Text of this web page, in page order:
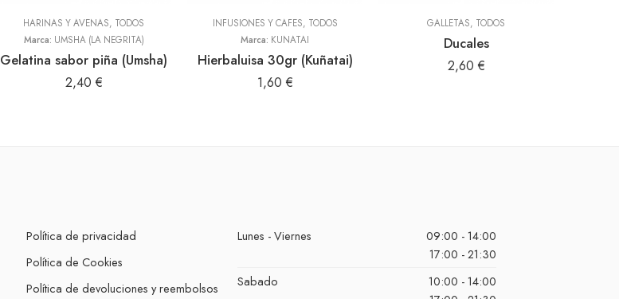
,TODOS
HARINAS Y AVENAS, TODOS
Marca: UMSHA (LA NEGRITA)
Gelatina sabor piña (Umsha)
2,40 €
INFUSIONES Y CAFES, TODOS
Marca: KUÑATAI
Hierbaluisa 30gr (Kuñatai)
1,60 €
GALLETAS, TODOS
Ducales
2,60 €
Política de privacidad
Política de Cookies
Política de devoluciones y reembolsos
Lunes - Viernes
09:00 - 14:00
17:00 - 21:30
Sabado
10:00 - 14:00